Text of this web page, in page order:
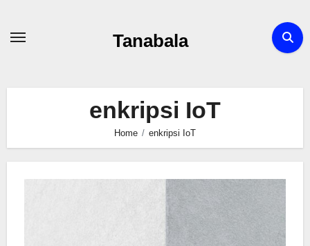
Tanabala
enkripsi IoT
Home enkripsi IoT